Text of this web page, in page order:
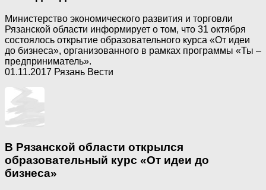
Министерство экономического развития и торговли
Рязанской области информирует о том, что 31 октября
состоялось открытие образовательного курса «От идеи
до бизнеса», организованного в рамках программы «Ты –
предприниматель».
01.11.2017 Рязань Вести
В Рязанской области открылся
образовательный курс «От идеи до
бизнеса»